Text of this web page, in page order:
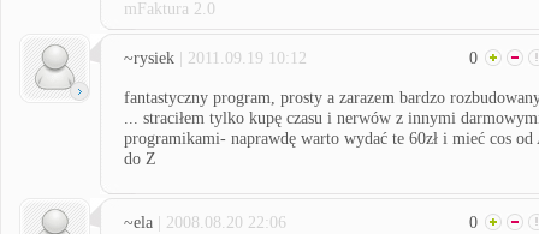
mFaktura 2.0
~rysiek | 2011.09.19 10:12 0
fantastyczny program, prosty a zarazem bardzo
... straciłem tylko kupę czasu i nerwów z innymi
programikami- naprawdę warto wydać te 60zł i mieć cos od
do Z
~ela | 2008.08.20 22:06 0